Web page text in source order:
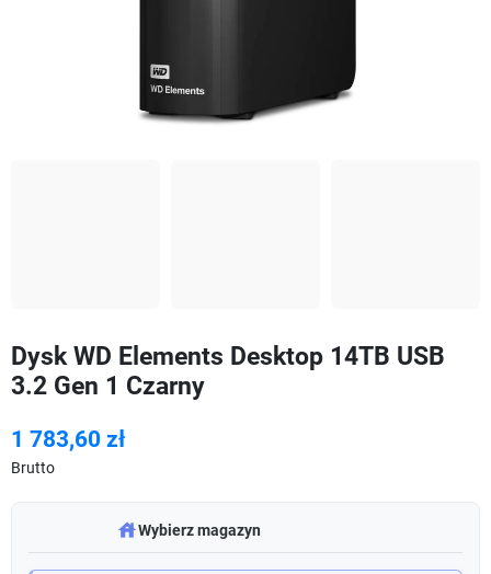
Dysk WD Elements Desktop 14TB USB
3.2 Gen 1 Czarny
1 783,60 zł
Brutto
warehouseWybierz magazyn